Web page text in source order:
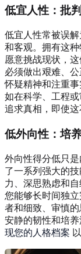
低宜人性：批
低宜人性常被误
和客观。拥有这
愿意挑战现状，
必须做出艰难、公
怀疑精神和注重
如在科学、工程
追求真相，即使这
低外向性：培
外向性得分低只
了一系列强大的技
力、深思熟虑和
您能够长时间独
者和细致、审慎
安静的韧性和培
现您的人格档案